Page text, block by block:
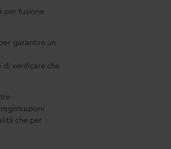
per fusione
garantire un
verificare che
che per